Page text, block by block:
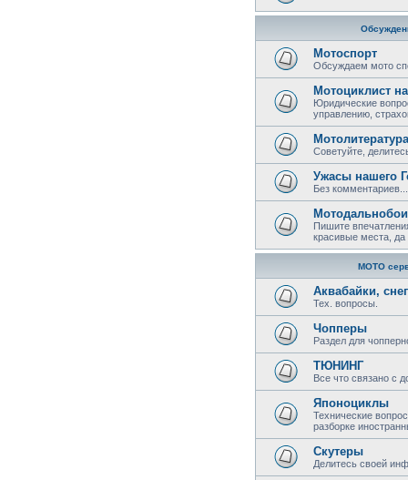
Мотоспорт
Обсуждаем мото
Мотоциклист
Юридические
управлению,
Мотолитература
Советуйте,
Ужасы нашего
Без комментариев...
Пишите
красивые места, да
МОТО
Аквабайки,
Тех. вопросы.
Чопперы
Раздел для
ТЮНИНГ
Все что связано с
Японоциклы
Технические
разборке
Скутеры
Делитесь своей